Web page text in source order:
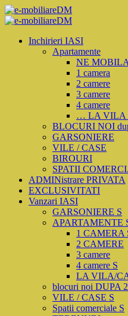
Inchirieri IASI
Apartamente
NE
1 camera
2 camere
3 camere
4 camere
… LA VILA
BLOCURI NOI
GARSONIERE
VILE / CASE
BIROURI
SPATII
ADMINistrare PRIVATA
EXCLUSIVITATI
Vanzari IASI
GARSONIERE S
APARTAMENTE
1 CAMERA
2 CAMERE
3 camere
4 camere S
LA VILA/
blocuri noi DUPA
VILE / CASE S
Spatii comerciale S